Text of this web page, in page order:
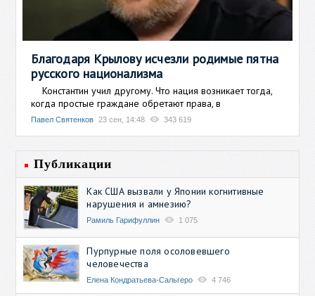
Благодаря Крылову исчезли родимые пятна
русского национализма
Константин учил другому. Что нация возникает тогда,
когда простые граждане обретают права, в
Павел Святенков 23 сен, 14:48 343 619
Публикации
Как США вызвали у Японии когнитивные
нарушения и амнезию?
Рамиль Гарифуллин 1 075
Пурпурные поля осоловевшего
человечества
Елена Кондратьева-Сальгеро 4 746